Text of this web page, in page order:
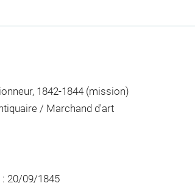
1842-1844 (mission)
/ Marchand d'art
: 20/09/1845